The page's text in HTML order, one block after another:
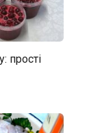
прості